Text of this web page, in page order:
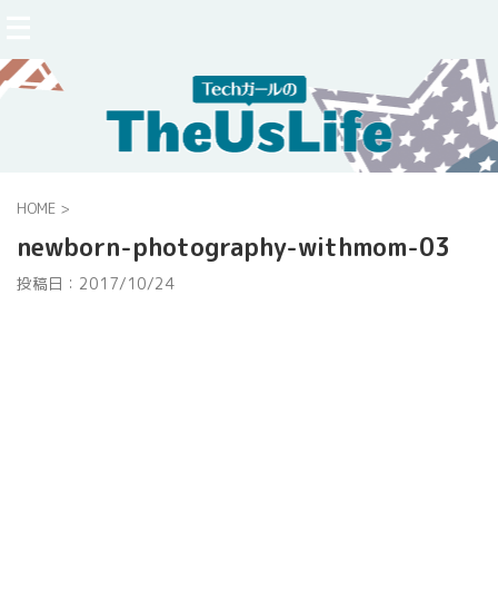
HOME >
newborn-photography-withmom-03
投稿日： 2017/10/24